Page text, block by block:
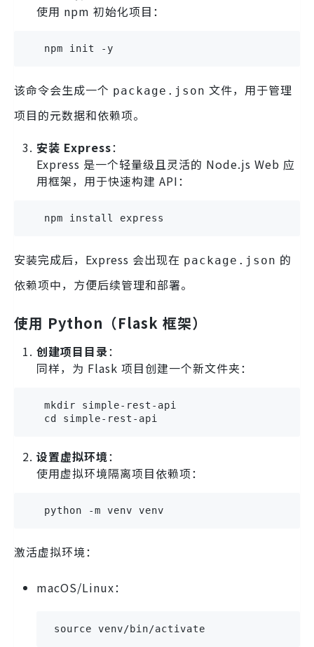
使用 npm 初始化项目：
   npm init -y
该命令会生成一个 package.json 文件，用于管理
项目的元数据和依赖项。
安装 Express：
Express 是一个轻量级且灵活的 Node.js Web 应
用框架，用于快速构建 API：
   npm install express
安装完成后，Express 会出现在 package.json 的
依赖项中，方便后续管理和部署。
使用 Python（Flask 框架）
创建项目目录：
同样，为 Flask 项目创建一个新文件夹：
   mkdir simple-rest-api
   cd simple-rest-api
设置虚拟环境：
使用虚拟环境隔离项目依赖项：
   python -m venv venv
激活虚拟环境：
macOS/Linux：
source venv/bin/activate